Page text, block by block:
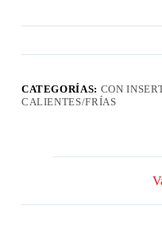
CATEGORÍAS: CON
CALIENTES/FRÍAS